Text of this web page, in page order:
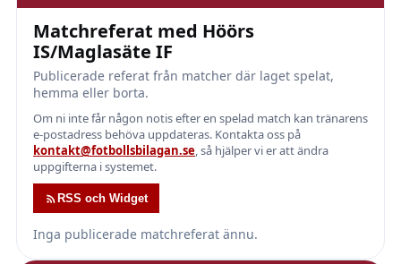
Matchreferat med Höörs
IS/Maglasäte IF
Publicerade referat från matcher där laget spelat,
hemma eller borta.
Om ni inte får någon notis efter en spelad match kan tränarens
e-postadress behöva uppdateras. Kontakta oss på
kontakt@fotbollsbilagan.se, så hjälper vi er att ändra
uppgifterna i systemet.
RSS och Widget
Inga publicerade matchreferat ännu.